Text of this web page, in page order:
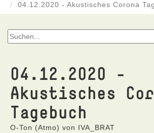
04.12.2020 - Akustisches Corona
04.12.2020 -
Akustisches
Tagebuch
O-Ton (Atmo) von IVA_BRAT